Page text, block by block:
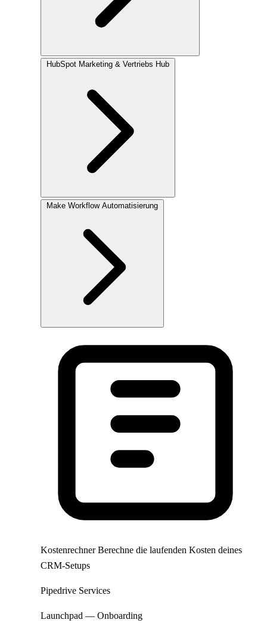
HubSpot Marketing & Vertriebs Hub
Make Workflow Automatisierung
KostenrechnerBerechne die laufenden Kosten deines
CRM-Setups
Pipedrive Services
Launchpad — Onboarding